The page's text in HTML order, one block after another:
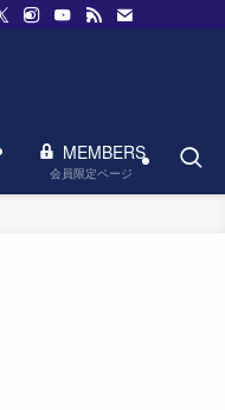
MEMBERS
会員限定ページ